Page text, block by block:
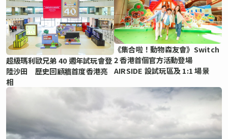
超級瑪利歐兄弟 40 週年試玩會登
陸沙田 歷史回顧牆首度香港亮
相
《集合啦！動物森友會》Switch
2 香港首個官方活動登場
AIRSIDE 設試玩區及 1:1 場景